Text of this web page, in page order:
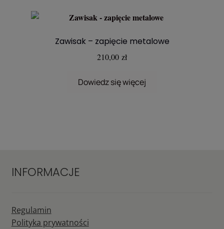
Zawisak – zapięcie metalowe
210,00 zł
Dowiedz się więcej
INFORMACJE
Regulamin
Polityka prywatności